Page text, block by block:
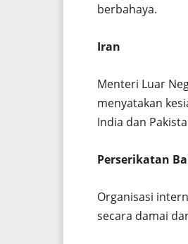
berbahaya.
Iran
Menteri Luar
menyatakan
India dan
Perserikatan
Organisasi
secara damai